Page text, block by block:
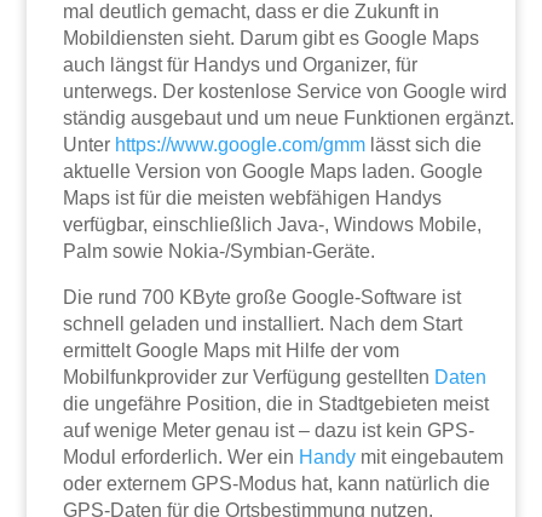
mal deutlich gemacht, dass er die Zukunft in
Mobildiensten sieht. Darum gibt es Google Maps
auch längst für Handys und Organizer, für
unterwegs. Der kostenlose Service von Google wird
ständig ausgebaut und um neue Funktionen ergänzt.
Unter https://www.google.com/gmm lässt sich die
aktuelle Version von Google Maps laden. Google
Maps ist für die meisten webfähigen Handys
verfügbar, einschließlich Java-, Windows Mobile,
Palm sowie Nokia-/Symbian-Geräte.
Die rund 700 KByte große Google-Software ist
schnell geladen und installiert. Nach dem Start
ermittelt Google Maps mit Hilfe der vom
Mobilfunkprovider zur Verfügung gestellten Daten
die ungefähre Position, die in Stadtgebieten meist
auf wenige Meter genau ist – dazu ist kein GPS-
Modul erforderlich. Wer ein Handy mit eingebautem
oder externem GPS-Modus hat, kann natürlich die
GPS-Daten für die Ortsbestimmung nutzen.